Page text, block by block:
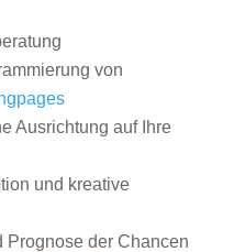
von
Ausrichtung auf Ihre
und kreative
Prognose der Chancen